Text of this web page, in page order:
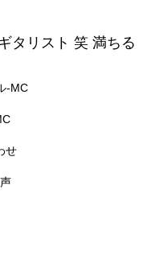
タリスト 笑 満ちる
-MC
せ